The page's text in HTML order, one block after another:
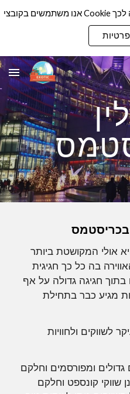
Skip to main content
סטמס
אולי המקושטת ביותר
בה כל כך חגיגית
חגיגה גדולה על אף
מגיע כבר בתחילת
לשווקים ולחוויות
ומפורסמים וחלקם
שווקי קונספט וחלקם